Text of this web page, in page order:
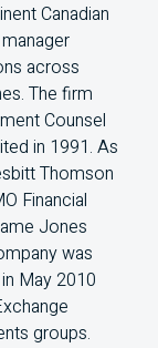
Canadian
across
The firm
Counsel
in 1991. As
Thomson
Financial
Jones
was
May 2010
groups.